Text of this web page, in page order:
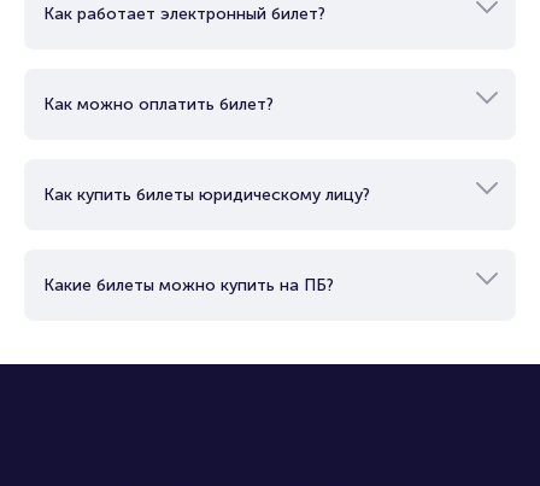
Как работает электронный билет?
Как можно оплатить билет?
Как купить билеты юридическому лицу?
Какие билеты можно купить на ПБ?